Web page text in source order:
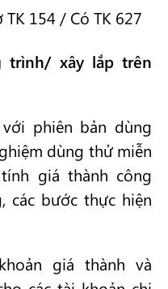
154 / Có TK 627
trình/ xây lắp trên
phiên bản dùng
dùng thử miễn
giá thành công
các bước thực hiện
giá thành và